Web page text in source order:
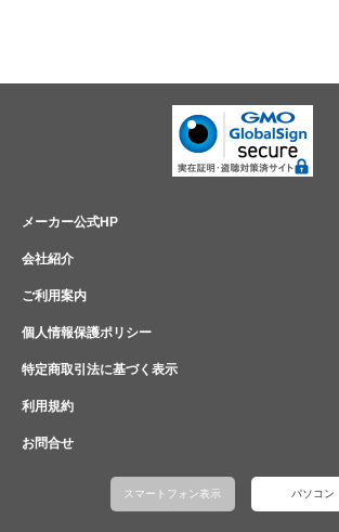
メーカー公式HP
会社紹介
ご利用案内
個人情報保護ポリシー
特定商取引法に基づく表示
利用規約
お問合せ
スマートフォン表示 パソコン